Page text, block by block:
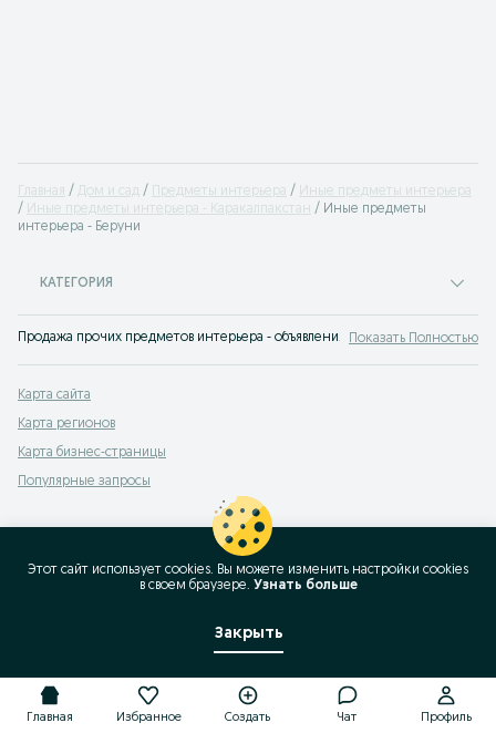
Главная Дом и сад Предметы интерьера
Иные предметы интерьера
Иные предметы интерьера - Каракалпакстан
Иные предметы
интерьера - Беруни
КАТЕГОРИЯ
Продажа прочих предметов интерьера - объявления на OLX.uz Беруни
Показать Полностью
Карта сайта
Карта регионов
Карта бизнес-страницы
Популярные запросы
Главная Избранное Создать Чат Профиль
Этот сайт использует cookies. Вы можете изменить настройки cookies
в своeм браузере. Узнать больше
Закрыть